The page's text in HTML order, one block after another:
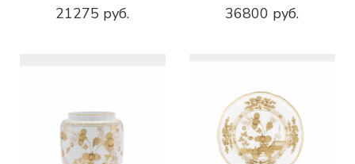
21275 руб.
36800 руб.